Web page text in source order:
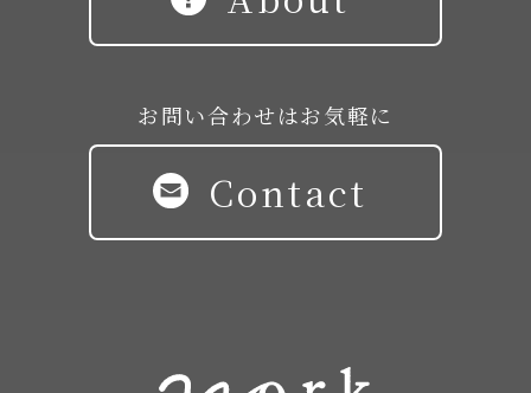
お問い合わせはお気軽に
Contact